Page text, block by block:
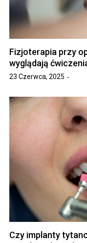
Fizjoterapia przy
wyglądają
23 Czerwca, 2025
Czy implanty